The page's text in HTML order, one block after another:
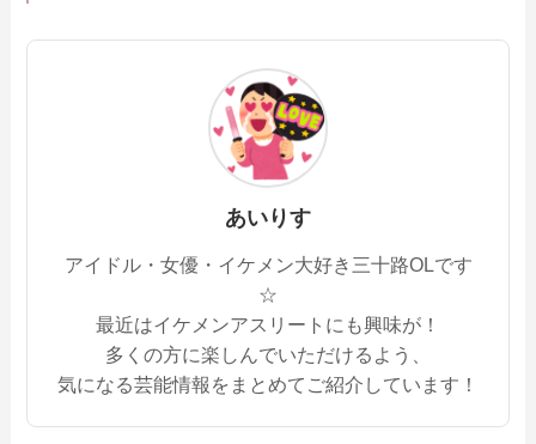
あいりす
アイドル・女優・イケメン大好き三十路OLです
☆
最近はイケメンアスリートにも興味が！
多くの方に楽しんでいただけるよう、
気になる芸能情報をまとめてご紹介しています！